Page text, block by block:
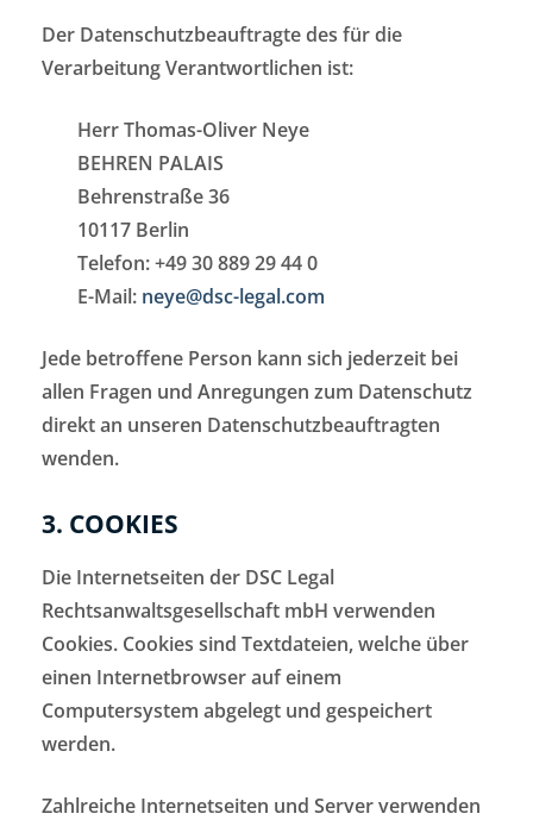
Der Datenschutzbeauftragte des für die
Verarbeitung Verantwortlichen ist:
Herr Thomas-Oliver Neye
BEHREN PALAIS
Behrenstraße 36
10117 Berlin
Telefon: +49 30 889 29 44 0
E-Mail: neye@dsc-legal.com
Jede betroffene Person kann sich jederzeit bei
allen Fragen und Anregungen zum Datenschutz
direkt an unseren Datenschutzbeauftragten
wenden.
3. COOKIES
Die Internetseiten der DSC Legal
Rechtsanwaltsgesellschaft mbH verwenden
Cookies. Cookies sind Textdateien, welche über
einen Internetbrowser auf einem
Computersystem abgelegt und gespeichert
werden.
Zahlreiche Internetseiten und Server verwenden